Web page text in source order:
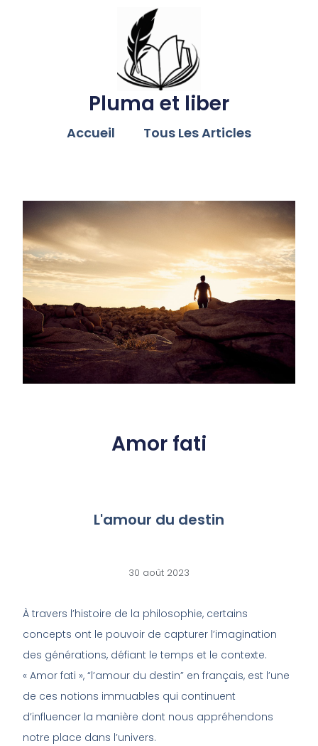
Pluma et liber
Accueil Tous Les Articles
Amor fati
L'amour du destin
30 août 2023
À travers l’histoire de la philosophie, certains
concepts ont le pouvoir de capturer l’imagination
des générations, défiant le temps et le contexte.
« Amor fati », “l’amour du destin” en français, est l’une
de ces notions immuables qui continuent
d’influencer la manière dont nous appréhendons
notre place dans l’univers.